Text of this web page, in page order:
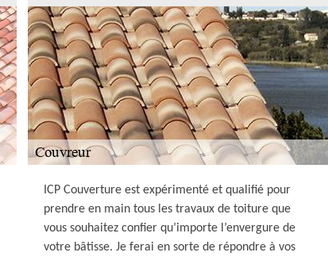
ICP Couverture est expérimenté et qualifié pour
prendre en main tous les travaux de toiture que
vous souhaitez confier qu’importe l’envergure de
votre bâtisse. Je ferai en sorte de répondre à vos